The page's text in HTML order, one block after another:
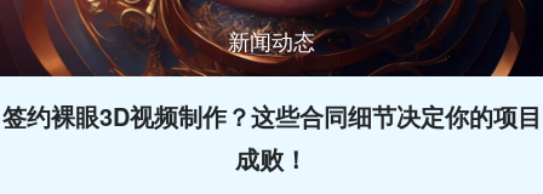
新闻动态
签约裸眼3D视频制作？这些合同细节决定你的项目
成败！